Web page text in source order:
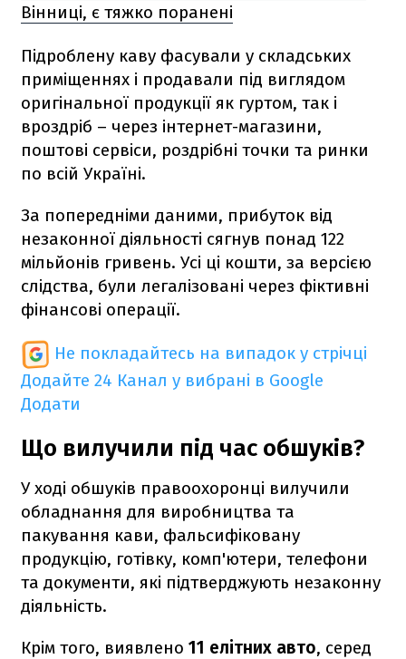
Вінниці, є тяжко поранені
Підроблену каву фасували у складських
приміщеннях і продавали під виглядом
оригінальної продукції як гуртом, так і
вроздріб – через інтернет-магазини,
поштові сервіси, роздрібні точки та ринки
по всій Україні.
За попередніми даними, прибуток від
незаконної діяльності сягнув понад 122
мільйонів гривень. Усі ці кошти, за версією
слідства, були легалізовані через фіктивні
фінансові операції.
Не покладайтесь на випадок у стрічці
Додайте 24 Канал у вибрані в Google
Додати
Що вилучили під час обшуків?
У ході обшуків правоохоронці вилучили
обладнання для виробництва та
пакування кави, фальсифіковану
продукцію, готівку, комп'ютери, телефони
та документи, які підтверджують незаконну
діяльність.
Крім того, виявлено 11 елітних авто, серед